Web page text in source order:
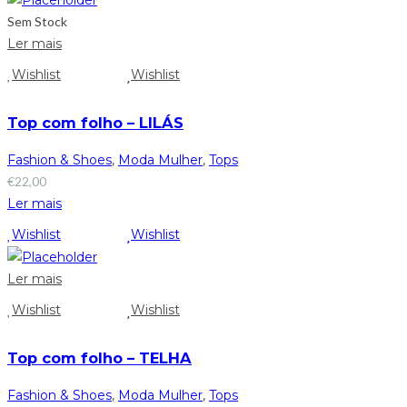
Sem Stock
Ler mais
Wishlist
Wishlist
Top com folho – LILÁS
Fashion & Shoes, Moda Mulher, Tops
€22,00
Ler mais
Wishlist
Wishlist
Ler mais
Wishlist
Wishlist
Top com folho – TELHA
Fashion & Shoes, Moda Mulher, Tops